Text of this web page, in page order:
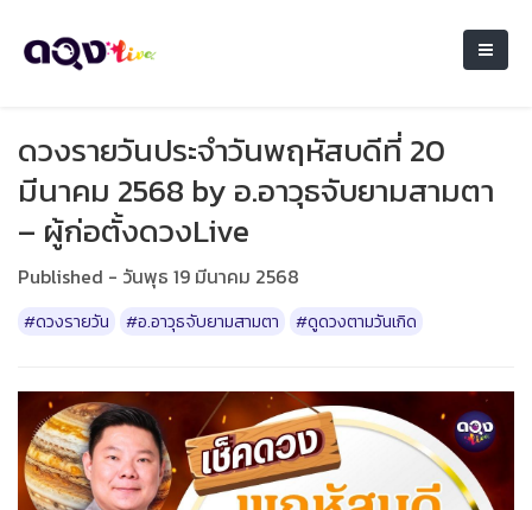
ดวงรายวันประจำวันพฤหัสบดีที่ 20
มีนาคม 2568 by อ.อาวุธจับยามสามตา
– ผู้ก่อตั้งดวงLive
Published - วันพุธ 19 มีนาคม 2568
#ดวงรายวัน #อ.อาวุธจับยามสามตา #ดูดวงตามวันเกิด